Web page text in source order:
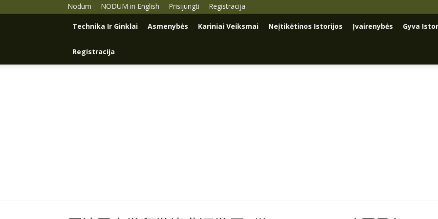
Nodum NODUM in English Prisijungti Registracija
Technika Ir Ginklai Asmenybės Kariniai Veiksmai Neįtikėtinos Istorijos Įvairenybės Gyva
Registracija